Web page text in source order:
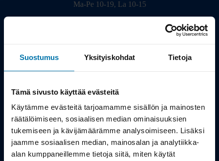
Suostumus Yksityiskohdat Tietoja
Tämä sivusto käyttää evästeitä
Käytämme evästeitä tarjoamamme sisällön ja mainosten
räätälöimiseen, sosiaalisen median ominaisuuksien
tukemiseen ja kävijämäärämme analysoimiseen. Lisäksi
jaamme sosiaalisen median, mainosalan ja analytiikka-
alan kumppaneillemme tietoja siitä, miten käytät
Ma-Pe 10-19, La 10-15
Tietosuojaseloste
© 2010-2099 Bikeshop.fi. Kaikki oikeudet pidätetään, kaikki
vääryydet kostetaan. Pyöräkauppaosakeyhtiö Turusta Y-Tunnus
0398547-4
Powered by